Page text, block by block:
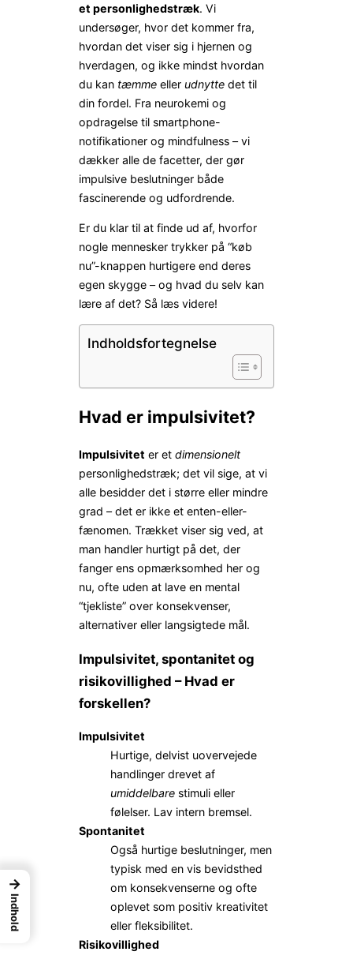
et personlighedstræk. Vi
undersøger, hvor det kommer fra,
hvordan det viser sig i hjernen og
hverdagen, og ikke mindst hvordan
du kan tæmme eller udnytte det til
din fordel. Fra neurokemi og
opdragelse til smartphone-
notifikationer og mindfulness – vi
dækker alle de facetter, der gør
impulsive beslutninger både
fascinerende og udfordrende.
Er du klar til at finde ud af, hvorfor
nogle mennesker trykker på “køb
nu”-knappen hurtigere end deres
egen skygge – og hvad du selv kan
lære af det? Så læs videre!
Indholdsfortegnelse
Hvad er impulsivitet?
Impulsivitet er et dimensionelt
personlighedstræk; det vil sige, at vi
alle besidder det i større eller mindre
grad – det er ikke et enten-eller-
fænomen. Trækket viser sig ved, at
man handler hurtigt på det, der
fanger ens opmærksomhed her og
nu, ofte uden at lave en mental
“tjekliste” over konsekvenser,
alternativer eller langsigtede mål.
Impulsivitet, spontanitet og
risikovillighed – Hvad er
forskellen?
Impulsivitet
Hurtige, delvist uovervejede
handlinger drevet af
umiddelbare stimuli eller
følelser. Lav intern bremsel.
Spontanitet
Også hurtige beslutninger, men
typisk med en vis bevidsthed
om konsekvenserne og ofte
oplevet som positiv kreativitet
eller fleksibilitet.
Risikovillighed
→
Indhold